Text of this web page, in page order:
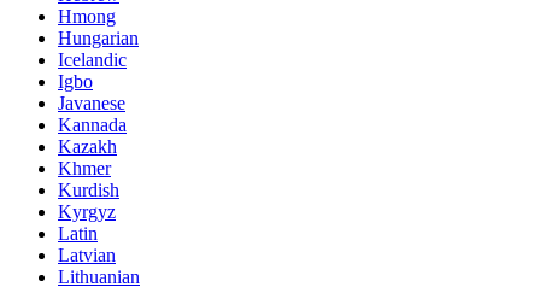
Hmong
Hungarian
Icelandic
Igbo
Javanese
Kannada
Kazakh
Khmer
Kurdish
Kyrgyz
Latin
Latvian
Lithuanian